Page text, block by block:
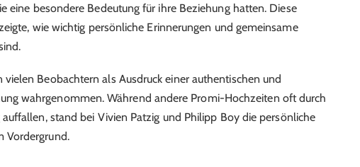
eine besondere Bedeutung für ihre Beziehung hatten. Diese
wie wichtig persönliche Erinnerungen und gemeinsame
Beobachtern als Ausdruck einer authentischen und
wahrgenommen. Während andere Promi-Hochzeiten oft durch
stand bei Vivien Patzig und Philipp Boy die persönliche
Vordergrund.